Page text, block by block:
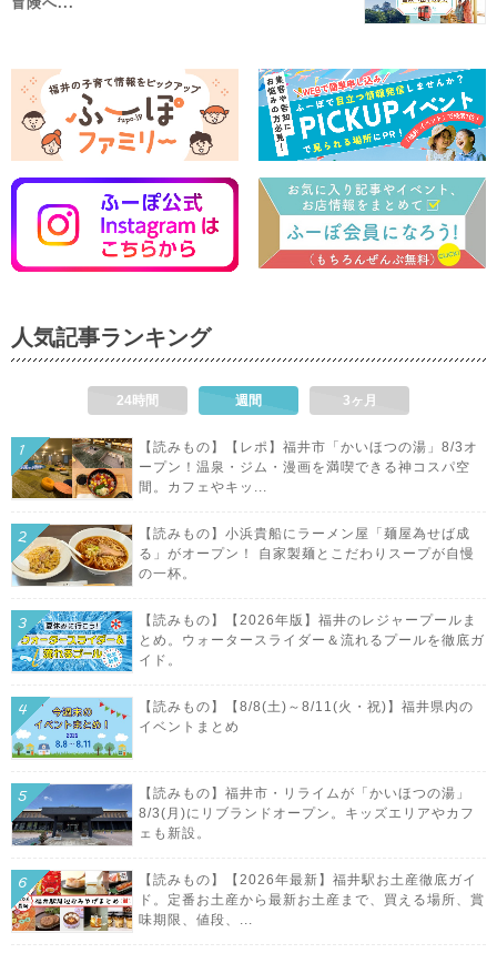
人気記事ランキング
24時間 週間 3ヶ月
【読みもの】【レポ】福井市「かいほつの湯」8/3オ
ープン！温泉・ジム・漫画を満喫できる神コスパ空
間。カフェやキッ...
【読みもの】小浜貴船にラーメン屋「麺屋為せば成
る」がオープン！ 自家製麺とこだわりスープが自慢
の一杯。
【読みもの】【2026年版】福井のレジャープールま
とめ。ウォータースライダー＆流れるプールを徹底ガ
イド。
【読みもの】【8/8(土)～8/11(火・祝)】福井県内の
イベントまとめ
【読みもの】福井市・リライムが「かいほつの湯」
8/3(月)にリブランドオープン。キッズエリアやカフ
ェも新設。
【読みもの】【2026年最新】福井駅お土産徹底ガイ
ド。定番お土産から最新お土産まで、買える場所、賞
味期限、値段、...